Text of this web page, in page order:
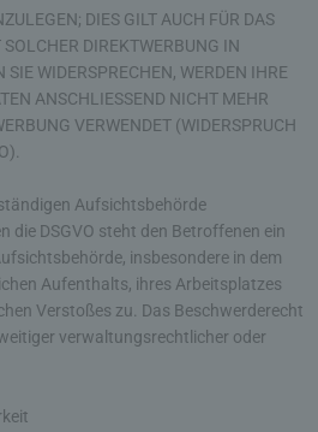
DIES GILT AUCH FÜR DAS
DIREKTWERBUNG IN
WIDERSPRECHEN, WERDEN IHRE
ANSCHLIESSEND NICHT MEHR
VERWENDET (WIDERSPRUCH
Aufsichtsbehörde
die DSGVO steht den Betroffenen ein
insbesondere in dem
Aufenthalts, ihres Arbeitsplatzes
Verstoßes zu. Das Beschwerderecht
verwaltungsrechtlicher oder